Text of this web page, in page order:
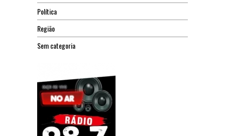
Política
Região
Sem categoria